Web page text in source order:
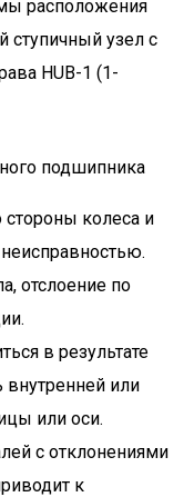
расположения
ступичный узел с
HUB-1 (1-
подшипника
стороны колеса и
отслоение по
в результате
внутренней или
или оси.
с отклонениями
к